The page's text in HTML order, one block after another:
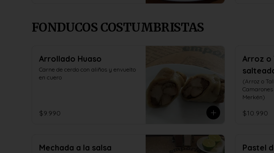
FONDUCOS COSTUMBRISTAS
Arrollado Huaso
Carne de cerdo con aliños y envuelto
en cuero
$9.990
Arroz o
(Arroz o
Merkén)
$10.990
Mechada a la salsa
Pastel